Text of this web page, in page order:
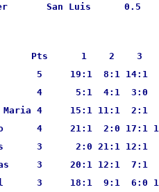
San Luis      0.5
Pts      1    2    3
5     19:1  8:1 14:1
4      5:1  4:1  3:0
Maria 4     15:1 11:1  2:1
4     21:1  2:0 17:1
3      2:0 21:1 12:1
3     20:1 12:1  7:1
3     18:1  9:1  6:0